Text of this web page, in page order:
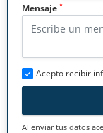
Mensaje *
Acepto recibir
Al enviar tus datos